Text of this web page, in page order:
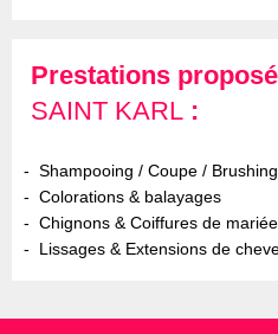
Prestations
SAINT KARL :
Shampooing / Coupe / Brushing
Colorations & balayages
Chignons & Coiffures de mariée
Lissages & Extensions de